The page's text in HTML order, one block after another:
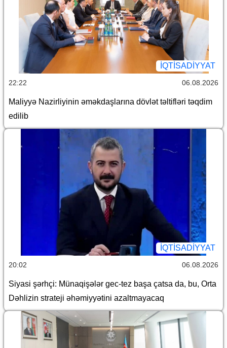
İQTİSADİYYAT
22:22 06.08.2026
Maliyyə Nazirliyinin əməkdaşlarına dövlət təltifləri təqdim
edilib
İQTİSADİYYAT
20:02 06.08.2026
Siyasi şərhçi: Münaqişələr gec-tez başa çatsa da, bu, Orta
Dəhlizin strateji əhəmiyyətini azaltmayacaq